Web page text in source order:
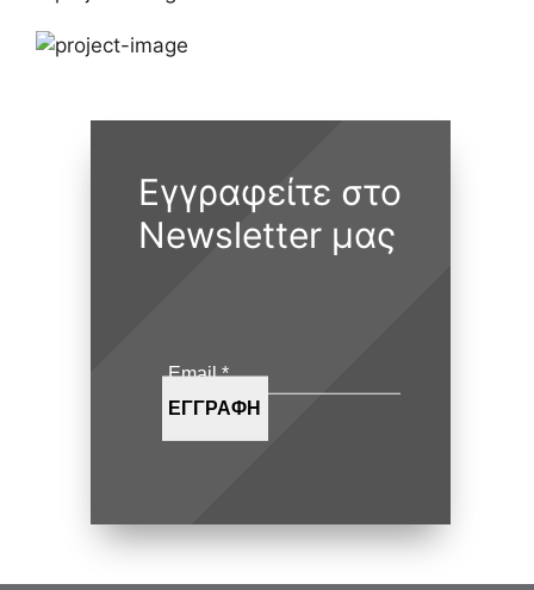
Εγγραφείτε στο
Newsletter μας